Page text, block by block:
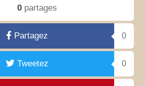
0partages
Partagez 0
Tweetez 0